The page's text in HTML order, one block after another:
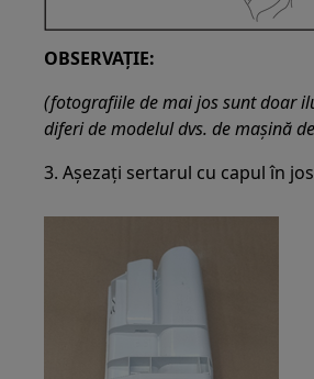
OBSERVAȚIE:
(fotografiile de mai jos sunt doar
diferi de modelul dvs. de mașină
3. Așezați sertarul cu capul în